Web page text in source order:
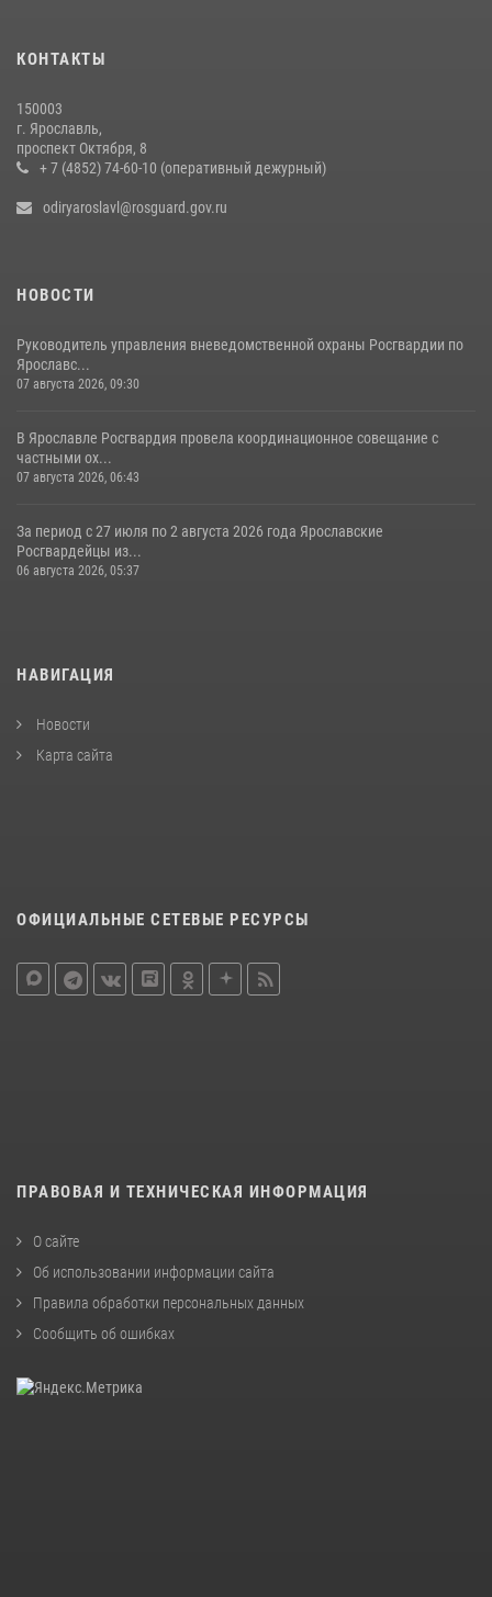
ЯРОСЛАВСКИЕ РОСГВАРДЕЙЦЫ ЗА ПРОШЕДШУЮ НЕДЕЛЮ
СОВЕРШИЛИ БОЛЕЕ 300 ВЫЕЗДОВ ПО СИГНАЛАМ «ТРЕВОГА»
20 июля 2026, 14:51
КОНТАКТЫ
150003
г. Ярославль,
проспект Октября, 8
+ 7 (4852) 74-60-10 (оперативный дежурный)
odiryaroslavl@rosguard.gov.ru
НОВОСТИ
Руководитель управления вневедомственной охраны Росгвардии по
Ярославс...
07 августа 2026, 09:30
В Ярославле Росгвардия провела координационное совещание с
частными ох...
07 августа 2026, 06:43
За период с 27 июля по 2 августа 2026 года Ярославские
Росгвардейцы из...
06 августа 2026, 05:37
НАВИГАЦИЯ
Новости
Карта сайта
ОФИЦИАЛЬНЫЕ СЕТЕВЫЕ РЕСУРСЫ
ПРАВОВАЯ И ТЕХНИЧЕСКАЯ ИНФОРМАЦИЯ
О сайте
Об использовании информации сайта
Правила обработки персональных данных
Сообщить об ошибках